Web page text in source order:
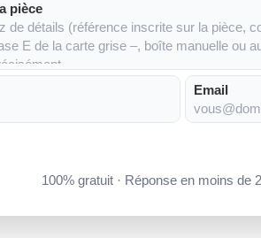
pièce
Email
100% gratuit · Réponse en moins de